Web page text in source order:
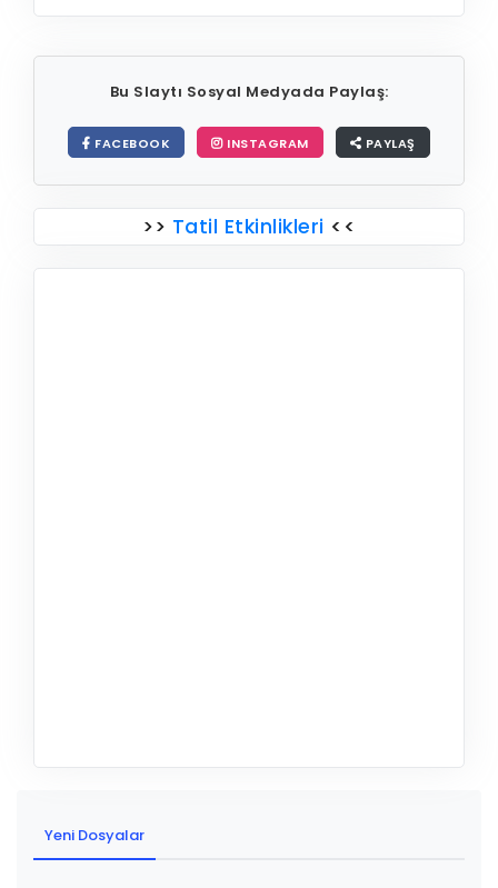
Bu Slaytı Sosyal Medyada Paylaş:
FACEBOOK INSTAGRAM PAYLAŞ
>> Tatil Etkinlikleri <<
Yeni Dosyalar